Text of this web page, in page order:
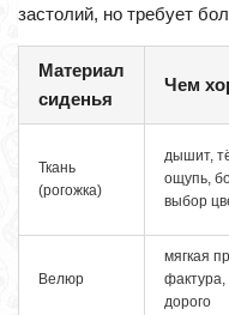
застолий, но требует
Материал
сиденья
Чем
Ткань
(рогожка)
дышит,
ощупь,
выбор
Велюр
мягкая
фактура,
дорого